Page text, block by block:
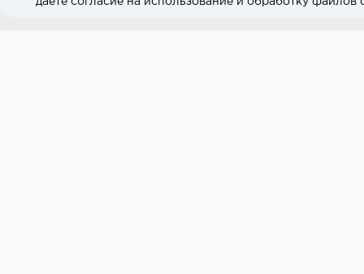
E-mail: market@neodom.ru